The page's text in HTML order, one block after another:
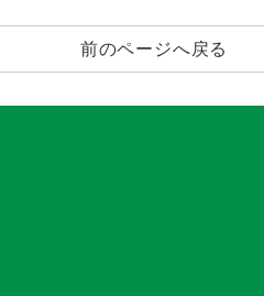
前のページへ戻る